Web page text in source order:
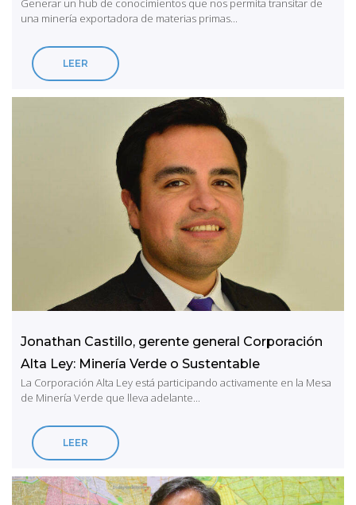
Generar un hub de conocimientos que nos permita transitar de
una minería exportadora de materias primas...
LEER
Jonathan Castillo, gerente general Corporación
Alta Ley: Minería Verde o Sustentable
La Corporación Alta Ley está participando activamente en la Mesa
de Minería Verde que lleva adelante...
LEER